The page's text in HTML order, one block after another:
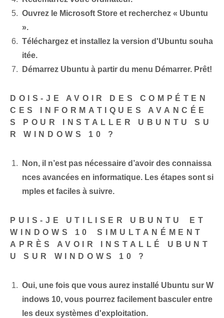
Ouvrez le Microsoft Store et recherchez « Ubuntu
».
Téléchargez et installez la version d'Ubuntu souha
itée.
Démarrez Ubuntu à partir du menu Démarrer. Prêt!
DOIS-JE AVOIR DES COMPÉTEN
CES INFORMATIQUES AVANCÉE
S POUR INSTALLER UBUNTU SU
R WINDOWS 10 ?
Non, il n’est pas nécessaire d’avoir des connaissa
nces avancées en informatique. Les étapes sont si
mples et faciles à suivre.
PUIS-JE UTILISER UBUNTU⁤ ET ⁤
WINDOWS 10⁢ SIMULTANÉMENT
APRÈS AVOIR INSTALLÉ UBUNT
U SUR WINDOWS 10 ?
Oui, une fois que vous aurez installé Ubuntu sur W
indows 10, vous pourrez facilement basculer entre
les deux systèmes d'exploitation.